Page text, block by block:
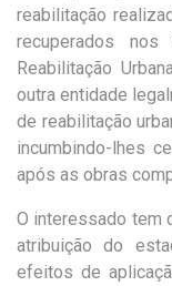
reabilitação
recuperados
Reabilitação
outra entidade
de reabilitação
incumbindo-lhes
após as obras
O interessado tem
atribuição do
efeitos de